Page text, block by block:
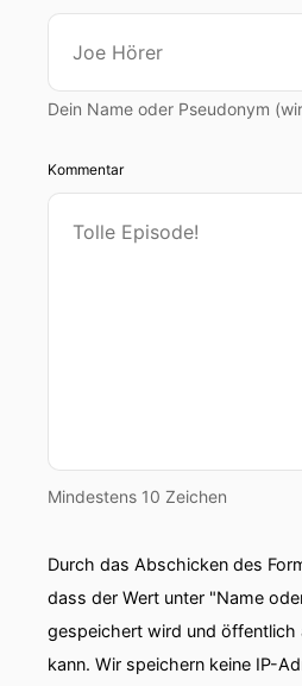
Dein Name oder Pseudonym
Kommentar
Mindestens 10 Zeichen
Durch das Abschicken des
dass der Wert unter "Name
gespeichert wird und öffentlich
kann. Wir speichern keine IP-